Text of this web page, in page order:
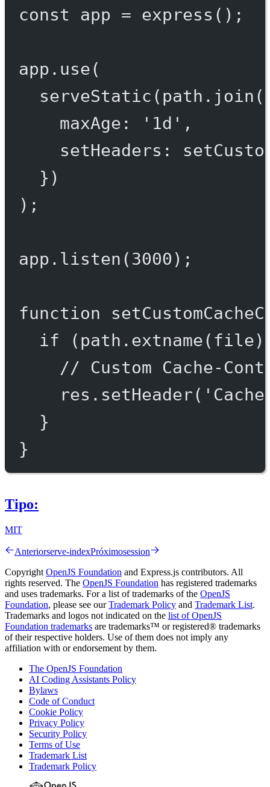
const app = express ();
app. use(
serveStatic (path. join
maxAge:
'1d' ,
setHeaders:
})
);
app. listen (3000 );
function
if (path. extname
// Custom Cache-
res. setHeader(
}
}
Tipo:
MIT
Anteriorserve-indexPróximosession
Copyright OpenJS Foundation and Express.js contributors. All
rights reserved. The OpenJS Foundation has registered trademarks
and uses trademarks. For a list of trademarks of the OpenJS
Foundation, please see ourTrademark Policy and Trademark List.
Trademarks and logos not indicated on the list of OpenJS
Foundation trademarks are trademarks™ or registered® trademarks
of their respective holders. Use of them does not imply any
affiliation with or endorsement by them.
The OpenJS Foundation
AI Coding Assistants Policy
Bylaws
Code of Conduct
Cookie Policy
Privacy Policy
Security Policy
Terms of Use
Trademark List
Trademark Policy